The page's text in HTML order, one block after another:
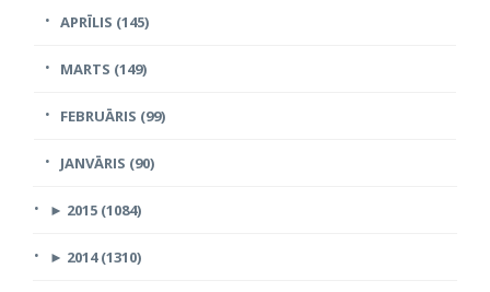
APRĪLIS (145)
MARTS (149)
FEBRUĀRIS (99)
JANVĀRIS (90)
► 2015 (1084)
► 2014 (1310)